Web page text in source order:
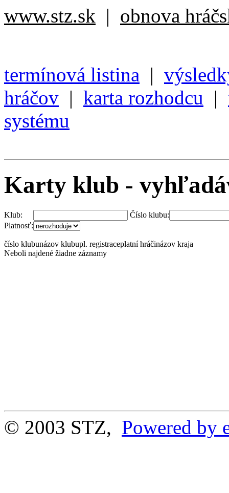
www.stz.sk | obnova
termínová listina |
hráčov | karta rozhodcu |
systému
Karty klub -
Klub:
Číslo klubu:
Platnosť:
číslo klubunázov klubupl. registraceplatní hráčinázov kraja
Neboli najdené žiadne záznamy
© 2003 STZ, Powered by